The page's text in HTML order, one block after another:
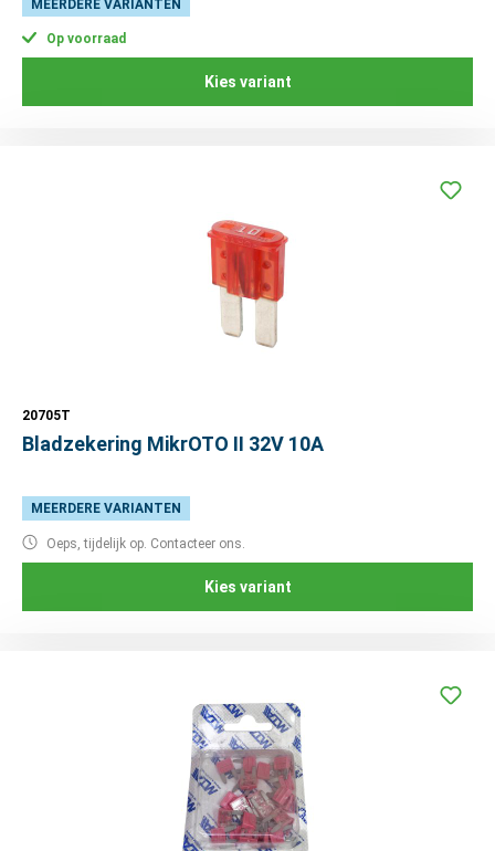
MEERDERE VARIANTEN
Op voorraad
Kies variant
20705T
Bladzekering MikrOTO II 32V 10A
MEERDERE VARIANTEN
Oeps, tijdelijk op. Contacteer ons.
Kies variant